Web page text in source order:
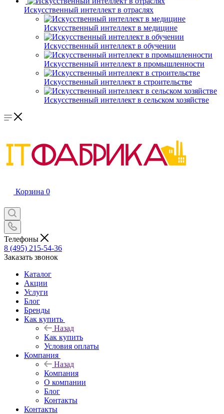
Искусственный интеллект в отраслях
Искусственный интеллект в медицине
Искусственный интеллект в обучении
Искусственный интеллект в промышленности
Искусственный интеллект в строительстве
Искусственный интеллект в сельском хозяйстве
Корзина 0
Телефоны
8 (495) 215-54-36
Заказать звонок
Каталог
Акции
Услуги
Блог
Бренды
Как купить
Назад
Как купить
Условия оплаты
Компания
Назад
Компания
О компании
Блог
Контакты
Контакты